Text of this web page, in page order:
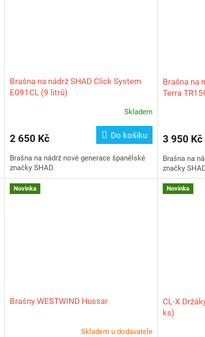
Brašna na nádrž SHAD Click System
E091CL (9 litrů)
Skladem
2 650 Kč Do košíku
Brašna na nádrž nové generace španělské
značky SHAD.
Brašna na
Terra
3 950 Kč
Brašna na
značky
Novinka
Brašny WESTWIND Hussar
Skladem u dodavatele
Novinka
CL‑X
ks)